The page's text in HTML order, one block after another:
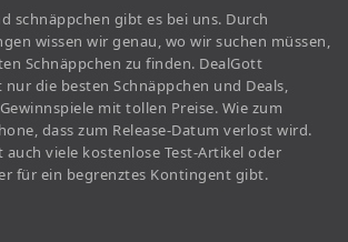
schnäppchen gibt es bei uns. Durch
wissen wir genau, wo wir suchen müssen,
Schnäppchen zu finden. DealGott
die besten Schnäppchen und Deals,
mit tollen Preise. Wie zum
dass zum Release-Datum verlost wird.
auch viele kostenlose Test-Artikel oder
für ein begrenztes Kontingent gibt.